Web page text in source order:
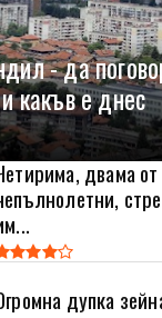
- да
какъв е днес
двама от
дупка